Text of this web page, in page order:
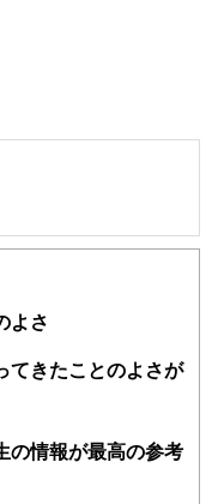
たのち渡米。MBAを修得
費の捻出・方法・留学ま
もアドバイス経験多数。現
タッフ
よさ
てきたことのよさが
の情報が最高の参考